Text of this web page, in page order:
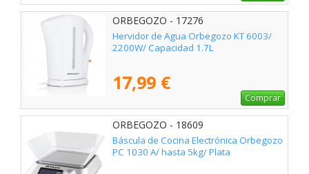
ORBEGOZO - 17276
Hervidor de Agua Orbegozo KT 6003/
2200W/ Capacidad 1.7L
17,99 €
Comprar
ORBEGOZO - 18609
Báscula de Cocina Electrónica Orbegozo
PC 1030 A/ hasta 5kg/ Plata